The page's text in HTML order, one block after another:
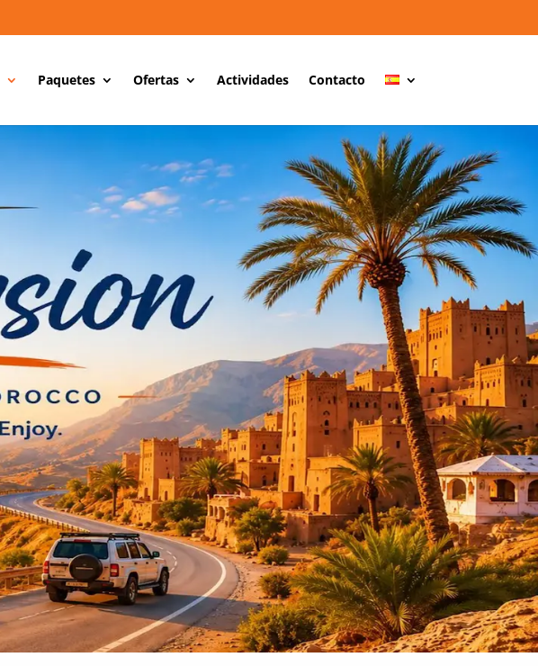
Paquetes Ofertas Actividades Contacto